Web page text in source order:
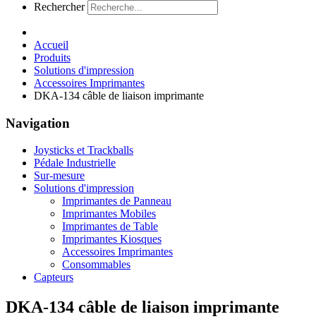
Rechercher
Accueil
Produits
Solutions d'impression
Accessoires Imprimantes
DKA-134 câble de liaison imprimante
Navigation
Joysticks et Trackballs
Pédale Industrielle
Sur-mesure
Solutions d'impression
Imprimantes de Panneau
Imprimantes Mobiles
Imprimantes de Table
Imprimantes Kiosques
Accessoires Imprimantes
Consommables
Capteurs
DKA-134 câble de liaison imprimante